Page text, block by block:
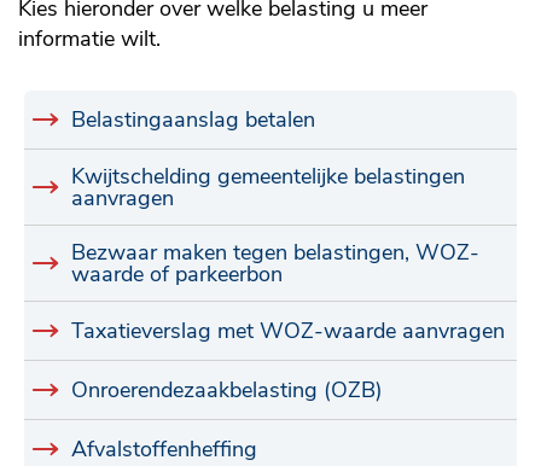
Kies hieronder over welke belasting u meer
informatie wilt.
Belastingaanslag betalen
Kwijtschelding gemeentelijke belastingen
aanvragen
Bezwaar maken tegen belastingen, WOZ-
waarde of parkeerbon
Taxatieverslag met WOZ-waarde aanvragen
Onroerendezaakbelasting (OZB)
Afvalstoffenheffing